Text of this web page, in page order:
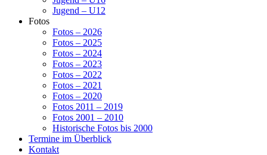
Jugend – U12
Fotos
Fotos – 2026
Fotos – 2025
Fotos – 2024
Fotos – 2023
Fotos – 2022
Fotos – 2021
Fotos – 2020
Fotos 2011 – 2019
Fotos 2001 – 2010
Historische Fotos bis 2000
Termine im Überblick
Kontakt